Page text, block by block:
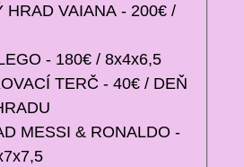
HRAD VAIANA - 200€ /
- 180€ / 8x4x6,5
TERČ - 40€ / DEŇ
MESSI & RONALDO -